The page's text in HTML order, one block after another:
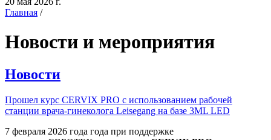
Главная /
Новости и мероприятия
Новости
Прошел курс CERVIX PRO с использованием рабочей
станции врача-гинеколога Leisegang на базе 3ML LED
7 февраля 2026 года года при поддержке